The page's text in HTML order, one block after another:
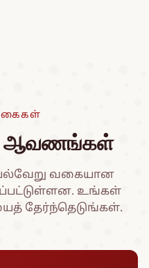
ஆவணங்கள்
வகையான
உங்கள்
தேர்ந்தெடுங்கள்.